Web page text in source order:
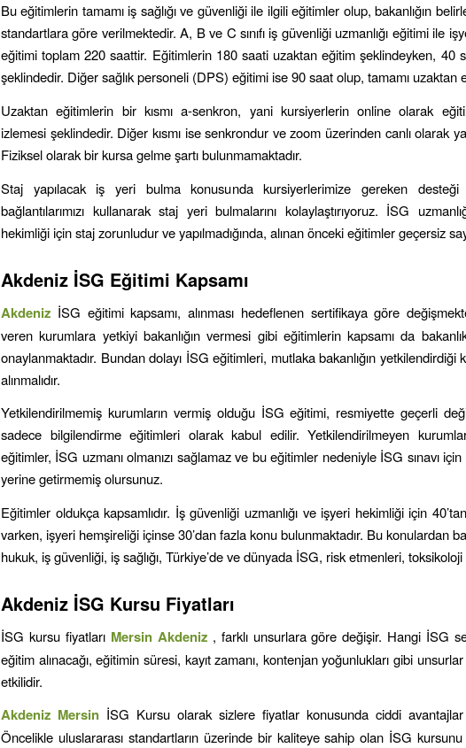
Bu eğitimlerin tamamı iş sağlığı ve güvenliği ile ilgili eğitimler olup, bakanlığın
standartlara göre verilmektedir. A, B ve C sınıfı iş güvenliği uzmanlığı eğitimi ile
eğitimi toplam 220 saattir. Eğitimlerin 180 saati uzaktan eğitim şeklindeyken, 40
şeklindedir. Diğer sağlık personeli (DPS) eğitimi ise 90 saat olup, tamamı uzaktan
Uzaktan eğitimlerin bir kısmı a-senkron, yani kursiyerlerin online olarak
izlemesi şeklindedir. Diğer kısmı ise senkrondur ve zoom üzerinden canlı olarak
Fiziksel olarak bir kursa gelme şartı bulunmamaktadır.
Staj yapılacak iş yeri bulma konusunda kursiyerlerimize gereken
bağlantılarımızı kullanarak staj yeri bulmalarını kolaylaştırıyoruz. İSG
hekimliği için staj zorunludur ve yapılmadığında, alınan önceki eğitimler geçersiz
Akdeniz İSG Eğitimi Kapsamı
Akdeniz İSG eğitimi kapsamı, alınması hedeflenen sertifikaya göre
veren kurumlara yetkiyi bakanlığın vermesi gibi eğitimlerin kapsamı da
onaylanmaktadır. Bundan dolayı İSG eğitimleri, mutlaka bakanlığın yetkilendirdiği
alınmalıdır.
Yetkilendirilmemiş kurumların vermiş olduğu İSG eğitimi, resmiyette geçerli
sadece bilgilendirme eğitimleri olarak kabul edilir. Yetkilendirilmeyen
eğitimler, İSG uzmanı olmanızı sağlamaz ve bu eğitimler nedeniyle İSG sınavı için
yerine getirmemiş olursunuz.
Eğitimler oldukça kapsamlıdır. İş güvenliği uzmanlığı ve işyeri hekimliği için
varken, işyeri hemşireliği içinse 30’dan fazla konu bulunmaktadır. Bu konulardan
hukuk, iş güvenliği, iş sağlığı, Türkiye’de ve dünyada İSG, risk etmenleri,
Akdeniz İSG Kursu Fiyatları
İSG kursu fiyatları Mersin Akdeniz , farklı unsurlara göre değişir. Hangi İSG
eğitim alınacağı, eğitimin süresi, kayıt zamanı, kontenjan yoğunlukları gibi
etkilidir.
Akdeniz Mersin İSG Kursu olarak sizlere fiyatlar konusunda ciddi avantajlar
Öncelikle uluslararası standartların üzerinde bir kaliteye sahip olan İSG